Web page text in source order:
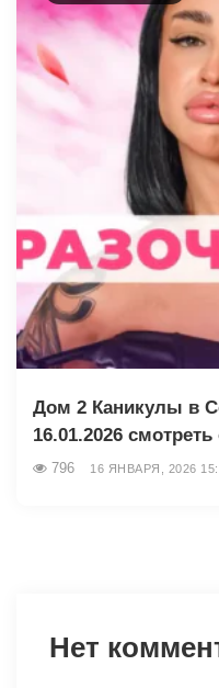
Дом 2 Каникулы в
16.01.2026
796 16 ЯНВАРЯ, 2026
Нет